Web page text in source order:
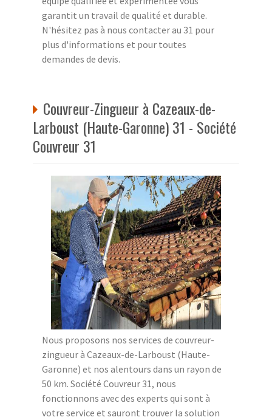
garantit un travail de qualité et durable.
N'hésitez pas à nous contacter au 31 pour
plus d'informations et pour toutes
demandes de devis.
Couvreur-Zingueur à Cazeaux-de-
Larboust (Haute-Garonne) 31 - Société
Couvreur 31
Nous proposons nos services de couvreur-
zingueur à Cazeaux-de-Larboust (Haute-
Garonne) et nos alentours dans un rayon de
50 km. Société Couvreur 31, nous
fonctionnons avec des experts qui sont à
votre service et sauront trouver la solution